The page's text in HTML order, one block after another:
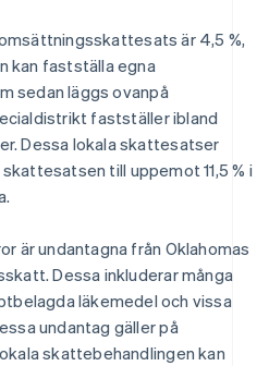
är 4,5 %,
kan fastställa egna
sedan läggs ovanpå
fastställer ibland
Dessa lokala skattesatser
till uppemot 11,5 % i
är undantagna från Oklahomas
Dessa inkluderar många
läkemedel och vissa
undantag gäller på
skattebehandlingen kan